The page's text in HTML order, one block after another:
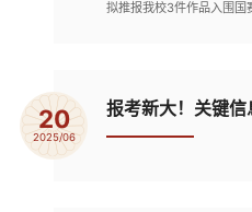
拟推报我校3件作品入围国
20
2025/06
报考新大！关键信